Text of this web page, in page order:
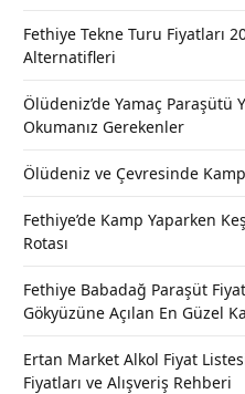
Fethiye Tekne Turu Fiyatları
Alternatifleri
Ölüdeniz’de Yamaç Paraşütü
Okumanız Gerekenler
Ölüdeniz ve Çevresinde
Fethiye’de Kamp Yaparken
Rotası
Fethiye Babadağ Paraşüt
Gökyüzüne Açılan En Güzel
Ertan Market Alkol Fiyat
Fiyatları ve Alışveriş Rehberi